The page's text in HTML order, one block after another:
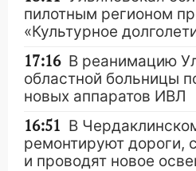
пилотным регионом
«Культурное
17:16 В реанимацию
областной больницы
новых аппаратов ИВЛ
16:51 В
ремонтируют дороги,
и проводят новое